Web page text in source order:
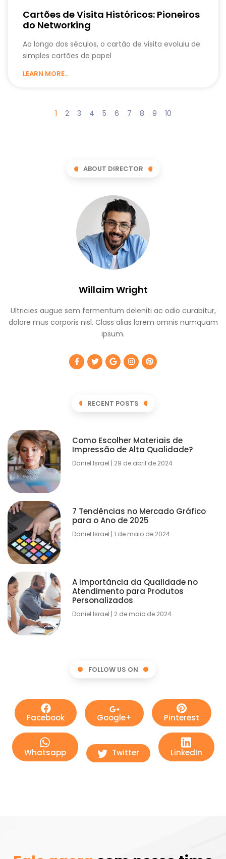
Cartões de Visita Históricos: Pioneiros
do Networking
Ao longo dos séculos, o cartão de visita evoluiu de
simples cartões de papel
LEARN MORE..
1 2 3 4 5 6 7 8 9 10
ABOUT DIRECTOR
Willaim Wright
Ultricies augue sem fermentum deleniti ac odio curabitur,
dolore mus corporis nisl. Class alias lorem omnis numquam
ipsum.
RECENT POSTS
Como Escolher Materiais de
Impressão de Alta Qualidade?
Daniel Israel 29 de abril de 2024
7 Tendências no Mercado Gráfico
para o Ano de 2025
Daniel Israel 1 de maio de 2024
A Importância da Qualidade no
Atendimento para Produtos
Personalizados
Daniel Israel 2 de maio de 2024
FOLLOW US ON
Facebook Google+ Pinterest
Whatsapp Twitter LinkedIn